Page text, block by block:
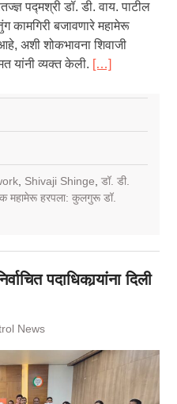
पद्मश्री डॉ. डी. वाय. पाटील
कामगिरी बजावणारे महामेरू
अशी शोकभावना शिवाजी
यांनी व्यक्त केली. […]
, Shivaji Shinge डॉ. डी.
महामेरू हरपला: कुलगुरू डॉ.
पदाधिकार्‍यांना दिली
News